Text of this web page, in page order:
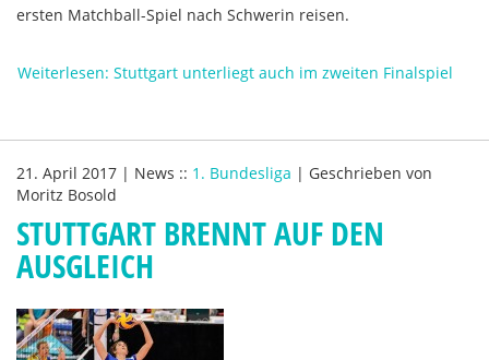
ersten Matchball-Spiel nach Schwerin reisen.
Weiterlesen: Stuttgart unterliegt auch im zweiten Finalspiel
21. April 2017 | News :: 1. Bundesliga | Geschrieben von
Moritz Bosold
STUTTGART BRENNT AUF DEN
AUSGLEICH